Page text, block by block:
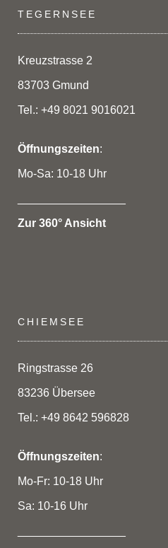
TEGERNSEE
Kreuzstrasse 2
83703 Gmund
Tel.: +49 8021 9016021
Öffnungszeiten:
Mo-Sa: 10-18 Uhr
Zur 360° Ansicht
CHIEMSEE
Ringstrasse 26
83236 Übersee
Tel.: +49 8642 596828
Öffnungszeiten:
Mo-Fr: 10-18 Uhr
Sa: 10-16 Uhr